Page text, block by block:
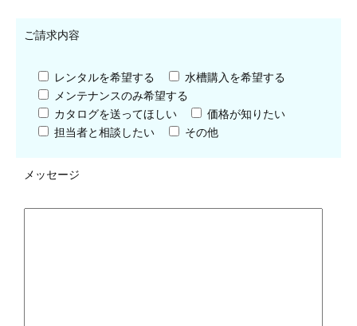
ご請求内容
レンタルを希望する
水槽購入を希望する
メンテナンスのみ希望する
カタログを送ってほしい
価格が知りたい
担当者と相談したい
その他
メッセージ